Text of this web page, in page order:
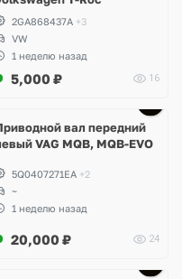
2GA868437A +3
VW
1 неделю назад
5,000 ₽ 16
вал передний
VAG MQB, MQB-EVO
5Q0407271EA +2
~
1 неделю назад
20,000 ₽ 24